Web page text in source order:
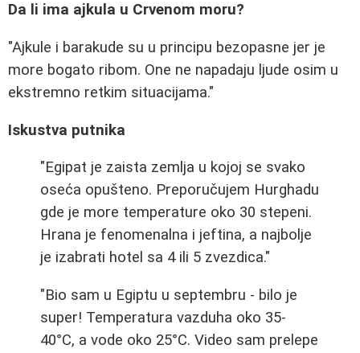
Da li ima ajkula u Crvenom moru?
"Ajkule i barakude su u principu bezopasne jer je
more bogato ribom. One ne napadaju ljude osim u
ekstremno retkim situacijama."
Iskustva putnika
"Egipat je zaista zemlja u kojoj se svako
oseća opušteno. Preporučujem Hurghadu
gde je more temperature oko 30 stepeni.
Hrana je fenomenalna i jeftina, a najbolje
je izabrati hotel sa 4 ili 5 zvezdica."
"Bio sam u Egiptu u septembru - bilo je
super! Temperatura vazduha oko 35-
40°C, a vode oko 25°C. Video sam prelepe